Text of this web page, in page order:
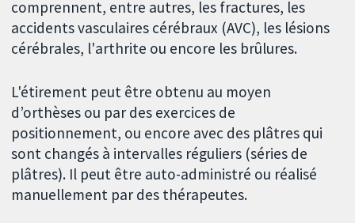
comprennent, entre autres, les fractures, les
accidents vasculaires cérébraux (AVC), les lésions
cérébrales, l'arthrite ou encore les brûlures.
L'étirement peut être obtenu au moyen
d’orthèses ou par des exercices de
positionnement, ou encore avec des plâtres qui
sont changés à intervalles réguliers (séries de
plâtres). Il peut être auto-administré ou réalisé
manuellement par des thérapeutes.